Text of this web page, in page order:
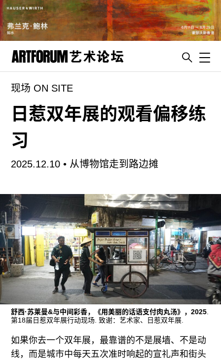
artguide
新闻
展评
杂志
专栏
ENGLISH
ART & EDUCATION
广告
订阅
往期内容
联系我们
关注我们
现场 ON SITE
日惹双年展的观看偏移练
习
2025.12.10 • 从博物馆走到路边摊
舒西·苏莱曼&与中间彩香，《用美丽的话语支付肉丸汤》，2025
第18届日惹双年展行动现场. 致谢：艺术家、日惹双年展.
如果你去一个双年展，最靠谱的不是展墙、不是动
线，而是城市中每天五次准时响起的宣礼声和街头